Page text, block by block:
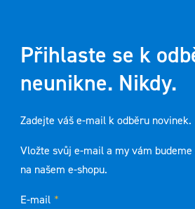
Přihlaste se k
neunikne. Nikdy.
Zadejte váš e-mail k odběru novinek.
Vložte svůj e-mail a my vám
na našem e-shopu.
E-mail